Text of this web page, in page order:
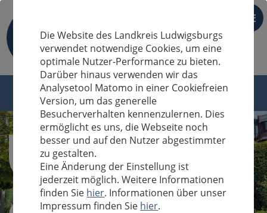
DE
Sucheingabe
Die Website des Landkreis Ludwigsburgs
verwendet notwendige Cookies, um eine
optimale Nutzer-Performance zu bieten.
Darüber hinaus verwenden wir das
Analysetool Matomo in einer Cookiefreien
Version, um das generelle
Besucherverhalten kennenzulernen. Dies
ermöglicht es uns, die Webseite noch
besser und auf den Nutzer abgestimmter
zu gestalten.
Eine Änderung der Einstellung ist
jederzeit möglich. Weitere Informationen
finden Sie hier. Informationen über unser
Impressum finden Sie hier.